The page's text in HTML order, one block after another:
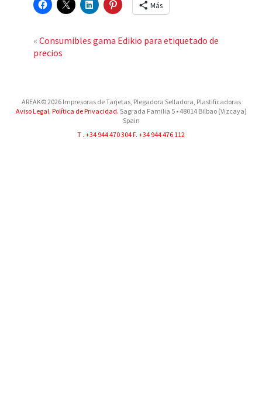
Más
« Consumibles gama Edikio para etiquetado de
precios
AREAK© 2026 Impresoras de Tarjetas, Plegadora Selladora, Plastificadoras
Aviso Legal. Política de Privacidad. Sagrada Familia 5•48014 Bilbao (Vizcaya)
Spain
T . +34 944 470 304F. +34 944 476 112